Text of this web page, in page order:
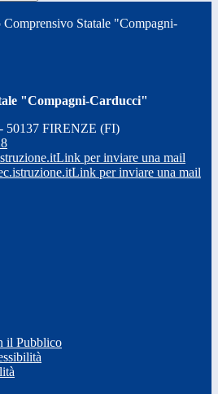
Comprensivo Statale "Compagni-
"Compagni-Carducci"
50137 FIRENZE (FI)
Link per inviare una mail
Link per inviare una mail
il Pubblico